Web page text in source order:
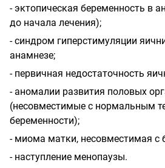
- эктопическая беременность в
до начала лечения);
- синдром гиперстимуляции
анамнезе;
- первичная недостаточность
- аномалии развития половых
(несовместимые с нормальным
беременности);
- миома матки, несовместимая с
- наступление менопаузы.